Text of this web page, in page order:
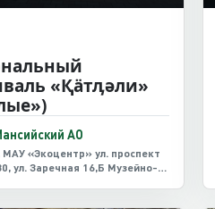
«Қӓтӆәли»
АО
МАУ «Экоцентр» ул. проспект
ул. Заречная 16,Б Музейно-